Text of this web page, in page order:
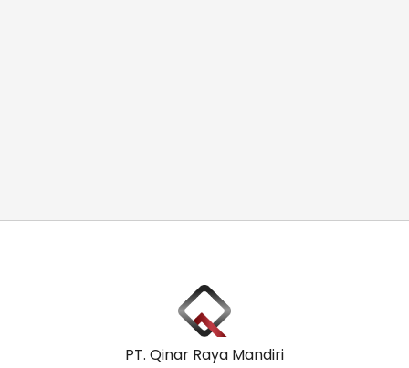
PT. Qinar Raya Mandiri